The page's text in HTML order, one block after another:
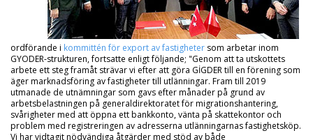
ordförande i kommittén för export av fastigheter som arbetar inom
GYODER-strukturen, fortsatte enligt följande; "Genom att ta utskottets
arbete ett steg framåt strävar vi efter att göra GİGDER till en förening som
äger marknadsföring av fastigheter till utlänningar. Fram till 2019
utmanade de utnämningar som gavs efter månader på grund av
arbetsbelastningen på generaldirektoratet för migrationshantering,
svårigheter med att öppna ett bankkonto, vänta på skattekontor och
problem med registreringen av adresserna utlänningarnas fastighetsköp.
Vi har vidtagit nödvändiga åtgärder med stöd av både